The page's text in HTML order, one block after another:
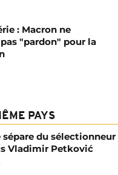
: Macron ne
"pardon" pour la
PAYS
sépare du sélectionneur
Vladimir Petković